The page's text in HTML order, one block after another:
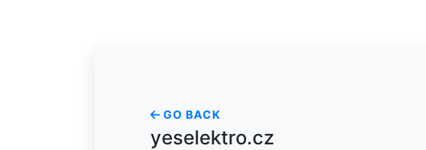
GO BACK
yeselektro.cz